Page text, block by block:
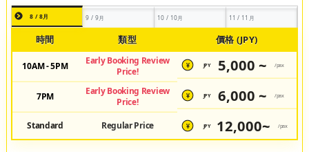
8 / 8月 9 / 9月 10 / 10月 11 / 11月
時間 類型 價格 (JPY)
10AM - 5PM
Early Booking Review
Price!
¥ JPY 5,000 ~ /pax
7PM
Early Booking Review
Price!
¥ JPY 6,000 ~ /pax
Standard Regular Price ¥ JPY 12,000~ /pax